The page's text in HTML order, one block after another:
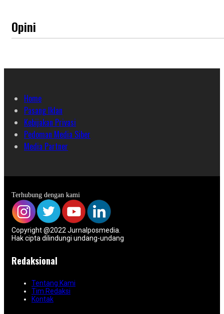
Opini
Home
Pasang Iklan
Kebijakan Privasi
Pedoman Media Siber
Media Partner
Terhubung dengan kami
Copyright @2022 Jurnalposmedia.
Hak cipta dilindungi undang-undang
Redaksional
Tentang Kami
Tim Redaksi
Kontak